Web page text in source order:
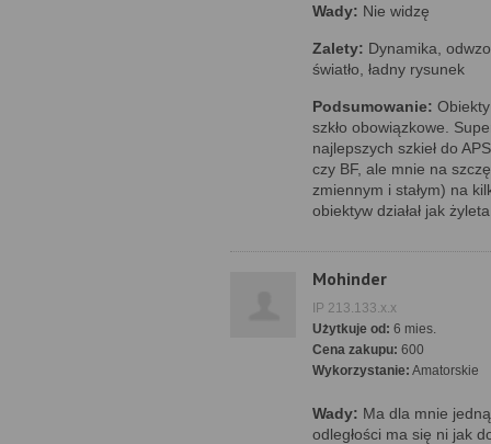
Wady: Nie widzę
Zalety: Dynamika,
światło, ładny rysunek
Podsumowanie:
szkło obowiązkowe.
najlepszych szkieł do
czy BF, ale mnie na
zmiennym i stałym) na
obiektyw działał jak
Mohinder
IP 213.133.x.x
Użytkuje od: 6 mies.
Cena zakupu: 600
Wykorzystanie: Amatorskie
Wady: Ma dla mnie
odległości ma się ni jak